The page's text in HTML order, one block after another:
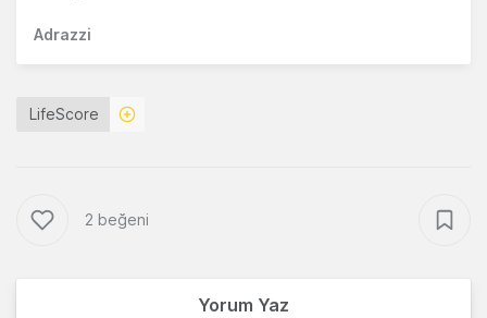
Adrazzi
LifeScore
2 beğeni
Yorum Yaz